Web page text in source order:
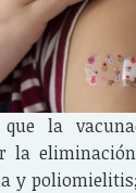
que la
la
y